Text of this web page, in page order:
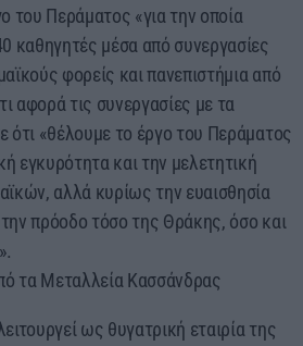
του Περάματος «για την οποία
καθηγητές μέσα από συνεργασίες
φορείς και πανεπιστήμια από
αφορά τις συνεργασίες με τα
ότι «θέλουμε το έργο του Περάματος
εγκυρότητα και την μελετητική
αλλά κυρίως την ευαισθησία
την πρόοδο τόσο της Θράκης, όσο και
τα Μεταλλεία Κασσάνδρας
ως θυγατρική εταιρία της